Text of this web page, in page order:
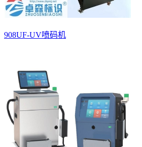
908UF-UV喷码机